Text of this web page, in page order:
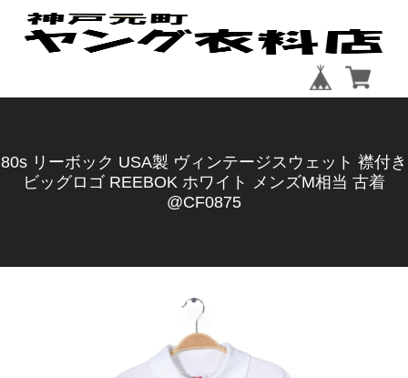
80s リーボック USA製 ヴィンテージスウェット 襟付き
ビッグロゴ REEBOK ホワイト メンズM相当 古着
@CF0875